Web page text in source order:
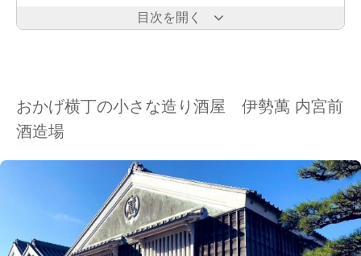
目次を開く
おかげ横丁の小さな造り酒屋 伊勢萬 内宮前
酒造場